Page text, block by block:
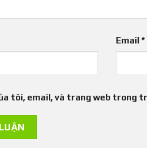
Email*
tôi, email, và trang web trong